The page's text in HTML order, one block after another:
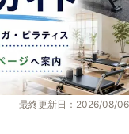
最終更新日：2026/08/06